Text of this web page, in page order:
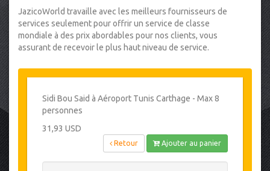
JazicoWorld travaille avec les meilleurs fournisseurs de
services seulement pour offrir un service de classe
mondiale à des prix abordables pour nos clients, vous
assurant de recevoir le plus haut niveau de service.
Sidi Bou Said à Aéroport Tunis Carthage - Max 8
personnes
31,93 USD
Retour Ajouter au panier